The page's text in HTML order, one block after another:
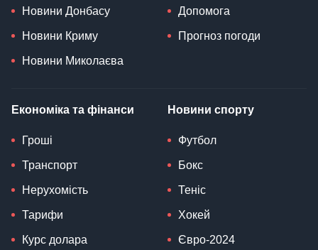
Новини Донбасу
Новини Криму
Новини Миколаєва
Допомога
Прогноз погоди
Економіка та фінанси
Гроші
Транспорт
Нерухомість
Тарифи
Курс долара
Новини спорту
Футбол
Бокс
Теніс
Хокей
Євро-2024